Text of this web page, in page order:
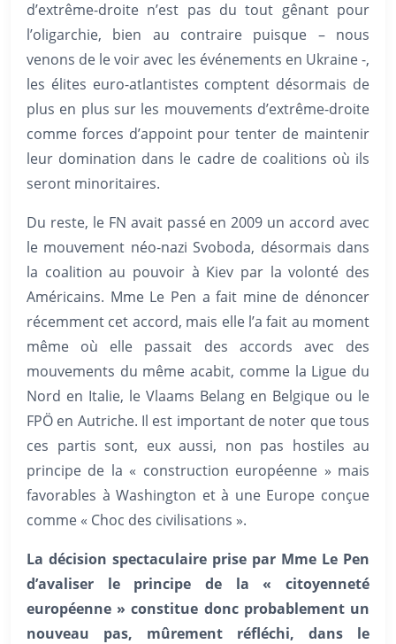
d’extrême-droite n’est pas du tout gênant pour
l’oligarchie, bien au contraire puisque – nous
venons de le voir avec les événements en Ukraine -,
les élites euro-atlantistes comptent désormais de
plus en plus sur les mouvements d’extrême-droite
comme forces d’appoint pour tenter de maintenir
leur domination dans le cadre de coalitions où ils
seront minoritaires.
Du reste, le FN avait passé en 2009 un accord avec
le mouvement néo-nazi Svoboda, désormais dans
la coalition au pouvoir à Kiev par la volonté des
Américains. Mme Le Pen a fait mine de dénoncer
récemment cet accord, mais elle l’a fait au moment
même où elle passait des accords avec des
mouvements du même acabit, comme la Ligue du
Nord en Italie, le Vlaams Belang en Belgique ou le
FPÖ en Autriche. Il est important de noter que tous
ces partis sont, eux aussi, non pas hostiles au
principe de la « construction européenne » mais
favorables à Washington et à une Europe conçue
comme « Choc des civilisations ».
La décision spectaculaire prise par Mme Le Pen
d’avaliser le principe de la « citoyenneté
européenne » constitue donc probablement un
nouveau pas, mûrement réfléchi, dans le